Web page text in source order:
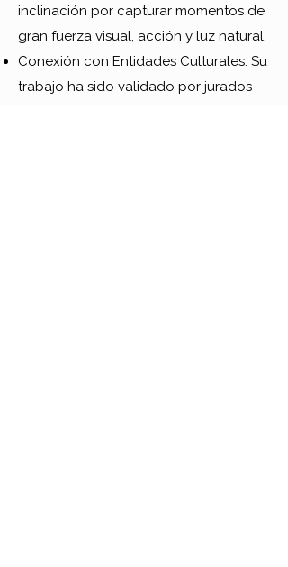
inclinación por capturar momentos de
gran fuerza visual, acción y luz natural.
Conexión con Entidades Culturales: Su
trabajo ha sido validado por jurados